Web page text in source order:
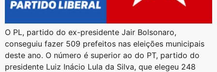
O PL, partido do ex-presidente Jair Bolsonaro,
conseguiu fazer 509 prefeitos nas eleições municipais
deste ano. O número é superior ao do PT, partido do
presidente Luiz Inácio Lula da Silva, que elegeu 248